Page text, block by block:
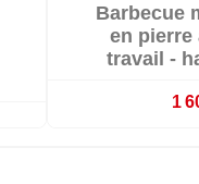
Livré
Barbecue
en pierre
travail -
1